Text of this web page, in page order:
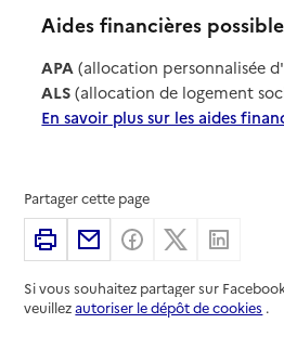
Aides financières
APA (allocation personnalisée
ALS (allocation de logement
En savoir plus sur les aides
Partager cette page
ImprimerPartager par email
Partager surPartager sur
Si vous souhaitez partager sur
veuillezautoriser le dépôt de cookies .